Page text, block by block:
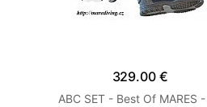
329.00 €
ABC SET - Best Of MARES